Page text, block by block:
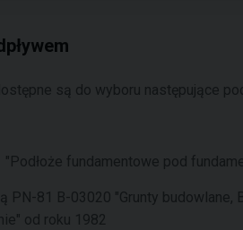
są do wyboru następujące
fundamentowe pod
PN-81 B-03020 "Grunty
od roku 1982